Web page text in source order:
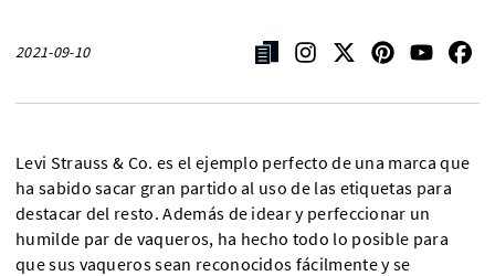
2021-09-10
Levi Strauss & Co. es el ejemplo perfecto de una marca que
ha sabido sacar gran partido al uso de las etiquetas para
destacar del resto. Además de idear y perfeccionar un
humilde par de vaqueros, ha hecho todo lo posible para
que sus vaqueros sean reconocidos fácilmente y se